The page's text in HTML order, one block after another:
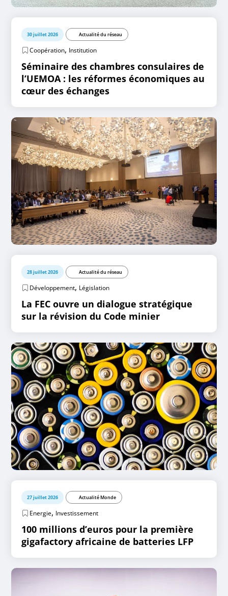
30 juillet 2026 Actualité du réseau
Coopération, Institution
Séminaire des chambres consulaires de
l’UEMOA : les réformes économiques au
cœur des échanges
28 juillet 2026 Actualité du réseau
Développement, Législation
La FEC ouvre un dialogue stratégique
sur la révision du Code minier
27 juillet 2026 Actualité Monde
Energie, Investissement
100 millions d’euros pour la première
gigafactory africaine de batteries LFP